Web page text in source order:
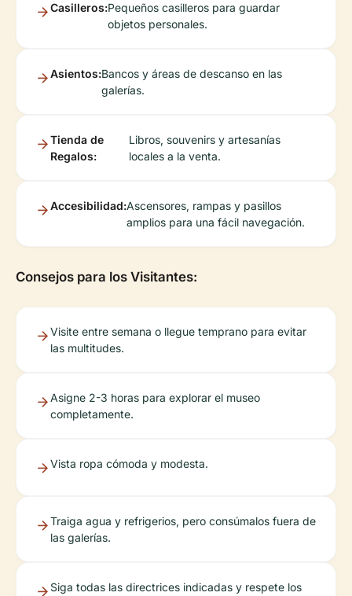
Casilleros:Pequeños casilleros para guardar
objetos personales.
Asientos:Bancos y áreas de descanso en las
galerías.
Tienda de
Regalos:
Libros, souvenirs y artesanías
locales a la venta.
Accesibilidad:Ascensores, rampas y pasillos
amplios para una fácil navegación.
Consejos para los Visitantes:
Visite entre semana o llegue temprano para evitar
las multitudes.
Asigne 2-3 horas para explorar el museo
completamente.
Vista ropa cómoda y modesta.
Traiga agua y refrigerios, pero consúmalos fuera de
las galerías.
Siga todas las directrices indicadas y respete los